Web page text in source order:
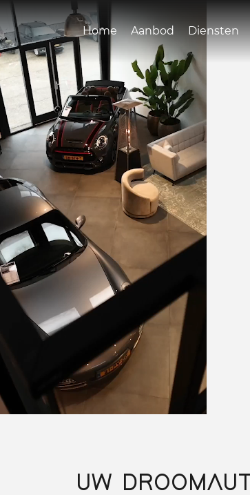
Home Aanbod Diensten
UW